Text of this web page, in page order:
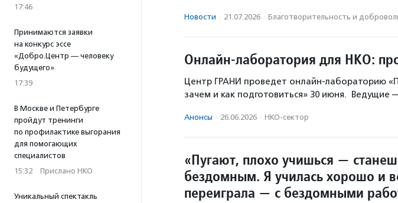
17:46
Принимаются заявки
на конкурс эссе
«Добро.Центр — человеку
будущего»
17:39
В Москве и Петербурге
пройдут тренинги
по профилактике выгорания
для помогающих
специалистов
15:32 · Прислано НКО
Уникальный спектакль
Новости · 21.07.2026 · Благотвори­тель­ность и
Онлайн-лаборатория для НКО:
Центр ГРАНИ проведет онлайн-лабораторию
зачем и как подготовиться» 30 июня.
Анонсы · 26.06.2026 · НКО-сектор
«Пугают, плохо учишься —
бездомным. Я училась хорошо и
переиграла — с бездомными